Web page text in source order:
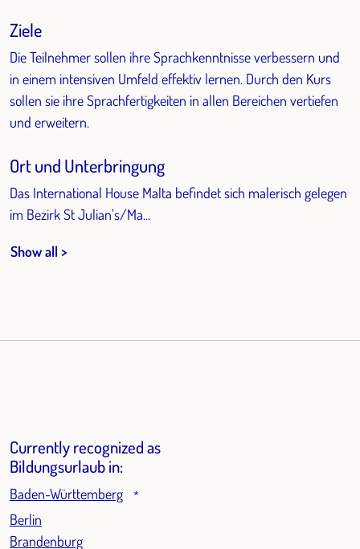
Ziele
Die Teilnehmer sollen ihre Sprachkenntnisse verbessern und
in einem intensiven Umfeld effektiv lernen. Durch den Kurs
sollen sie ihre Sprachfertigkeiten in allen Bereichen vertiefen
und erweitern.
Ort und Unterbringung
Das International House Malta befindet sich malerisch gelegen
im Bezirk St Julian’s/Ma...
Show all >
Currently recognized as
Bildungsurlaub in:
Baden-Württemberg *
Berlin
Brandenburg